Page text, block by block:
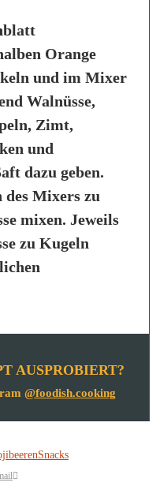
Orange
und im Mixer
Walnüsse,
Zimt,
und
dazu geben.
Mixers zu
mixen. Jeweils
zu Kugeln
AUSPROBIERT?
@foodish.cooking
Snacks